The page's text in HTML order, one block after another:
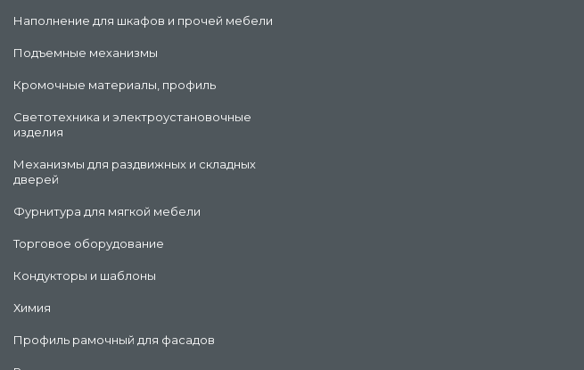
Наполнение для шкафов и прочей мебели
Подъемные механизмы
Кромочные материалы, профиль
Светотехника и электроустановочные
изделия
Механизмы для раздвижных и складных
дверей
Фурнитура для мягкой мебели
Торговое оборудование
Кондукторы и шаблоны
Химия
Профиль рамочный для фасадов